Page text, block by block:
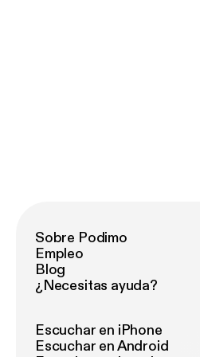
Sobre Podimo
Empleo
Blog
¿Necesitas ayuda?
Escuchar en iPhone
Escuchar en Android